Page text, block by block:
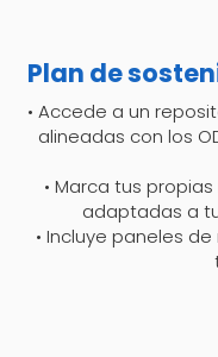
Plan de
• Accede a un
alineadas con los
• Marca tus
adaptadas a
• Incluye paneles